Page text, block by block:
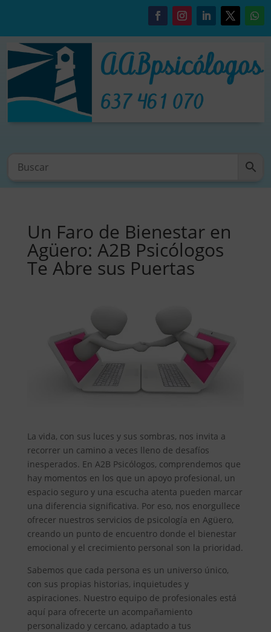
Un Faro de Bienestar en
Agüero: A2B Psicólogos
Te Abre sus Puertas
La vida, con sus luces y sus sombras, nos invita a
recorrer un camino a veces lleno de desafíos
inesperados. En A2B Psicólogos, comprendemos que
hay momentos en los que un apoyo profesional, un
espacio seguro y una escucha atenta pueden marcar
una diferencia significativa. Por eso, nos enorgullece
ofrecer nuestros servicios de psicología en Agüero,
creando un punto de encuentro donde el bienestar
emocional y el crecimiento personal son la prioridad.
Sabemos que cada persona es un universo único,
con sus propias historias, inquietudes y
aspiraciones. Nuestro equipo de profesionales está
aquí para ofrecerte un acompañamiento
personalizado y cercano, adaptado a tus